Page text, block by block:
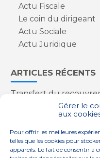
Gérer le
aux
Pour offrir les meilleures
telles que les cookies pour
appareils. Le fait de consentir à
Actu Fiscale
Le coin du dirigeant
Actu Sociale
Actu Juridique
ARTICLES RÉCENTS
Transfert du
l’Urssaf : des
Appareils
Contrôle de la qualité
Industriels : le point